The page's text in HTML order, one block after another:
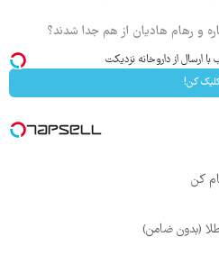
و رهام هادیان از هم جدا شدند؟
کن!